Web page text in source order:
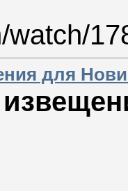
watch/
для